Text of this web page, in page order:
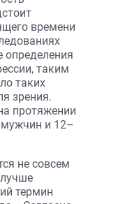
времени
определения
таким
таких
зрения.
протяжении
мужчин и 12–
не совсем
термин